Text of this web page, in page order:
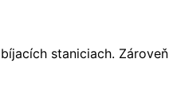
staniciach.